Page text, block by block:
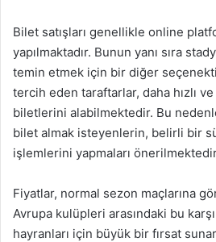
Bilet satışları genellikle online
yapılmaktadır. Bunun yanı sıra
temin etmek için bir diğer
tercih eden taraftarlar, daha hızlı
biletlerini alabilmektedir. Bu
bilet almak isteyenlerin, belirli bir
işlemlerini yapmaları
Fiyatlar, normal sezon maçlarına
Avrupa kulüpleri arasındaki bu
hayranları için büyük bir fırsat